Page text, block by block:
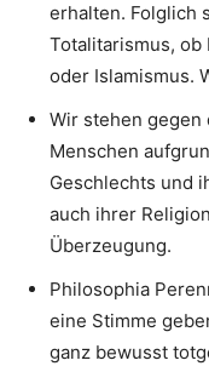
erhalten. Folglich
Totalitarismus, ob
oder Islamismus.
Wir stehen
Menschen
Geschlechts und
auch ihrer
Überzeugung.
Philosophia
eine Stimme
ganz bewusst